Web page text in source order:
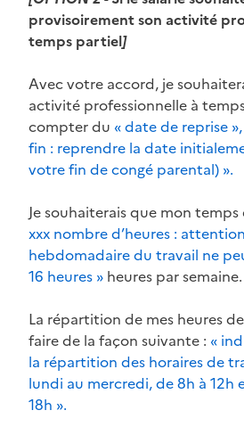
provisoirement son activité
temps partiel]
Avec votre accord, je
activité professionnelle à
compter du « date de reprise »,
fin : reprendre la date
votre fin de congé parental) ».
Je souhaiterais que mon
xxx nombre d’heures :
hebdomadaire du travail ne
16 heures » heures par semaine.
La répartition de mes heures
faire de la façon suivante : «
la répartition des horaires de
lundi au mercredi, de 8h à 12h
18h ».